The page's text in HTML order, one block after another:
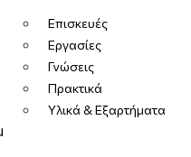
Επισκευές
Εργασίες
Γνώσεις
Πρακτικά
Υλικά & Εξαρτήματα